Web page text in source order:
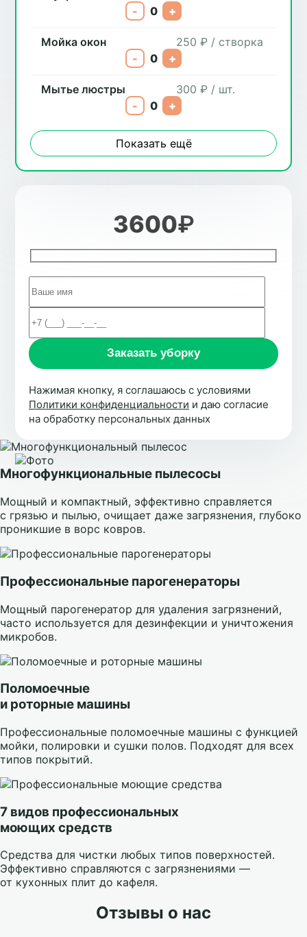
-
0 +
Мойка окон
250 ₽ / створка
-
0 +
Мытье люстры
300 ₽ / шт.
-
0 +
Показать ещё
3600₽
Нажимая кнопку, я соглашаюсь с условиями
Политики конфиденциальности и даю согласие
на обработку персональных данных
Многофункциональные пылесосы
Мощный и компактный, эффективно справляется
с грязью и пылью, очищает даже загрязнения, глубоко
проникшие в ворс ковров.
Профессиональные парогенераторы
Мощный парогенератор для удаления загрязнений,
часто используется для дезинфекции и уничтожения
микробов.
Поломоечные
и роторные машины
Профессиональные поломоечные машины с функцией
мойки, полировки и сушки полов. Подходят для всех
типов покрытий.
7 видов профессиональных
моющих средств
Средства для чистки любых типов поверхностей.
Эффективно справляются с загрязнениями —
от кухонных плит до кафеля.
Отзывы о нас